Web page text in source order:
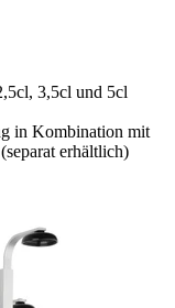
3,5cl und 5cl
in Kombination mit
erhältlich)